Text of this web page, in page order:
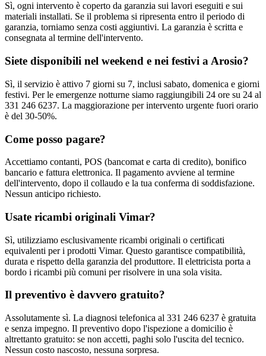
Sì, ogni intervento è coperto da garanzia sui lavori eseguiti e sui
materiali installati. Se il problema si ripresenta entro il periodo di
garanzia, torniamo senza costi aggiuntivi. La garanzia è scritta e
consegnata al termine dell'intervento.
Siete disponibili nel weekend e nei festivi a Arosio?
Sì, il servizio è attivo 7 giorni su 7, inclusi sabato, domenica e giorni
festivi. Per le emergenze notturne siamo raggiungibili 24 ore su 24 al
331 246 6237. La maggiorazione per intervento urgente fuori orario
è del 30-50%.
Come posso pagare?
Accettiamo contanti, POS (bancomat e carta di credito), bonifico
bancario e fattura elettronica. Il pagamento avviene al termine
dell'intervento, dopo il collaudo e la tua conferma di soddisfazione.
Nessun anticipo richiesto.
Usate ricambi originali Vimar?
Sì, utilizziamo esclusivamente ricambi originali o certificati
equivalenti per i prodotti Vimar. Questo garantisce compatibilità,
durata e rispetto della garanzia del produttore. Il elettricista porta a
bordo i ricambi più comuni per risolvere in una sola visita.
Il preventivo è davvero gratuito?
Assolutamente sì. La diagnosi telefonica al 331 246 6237 è gratuita
e senza impegno. Il preventivo dopo l'ispezione a domicilio è
altrettanto gratuito: se non accetti, paghi solo l'uscita del tecnico.
Nessun costo nascosto, nessuna sorpresa.